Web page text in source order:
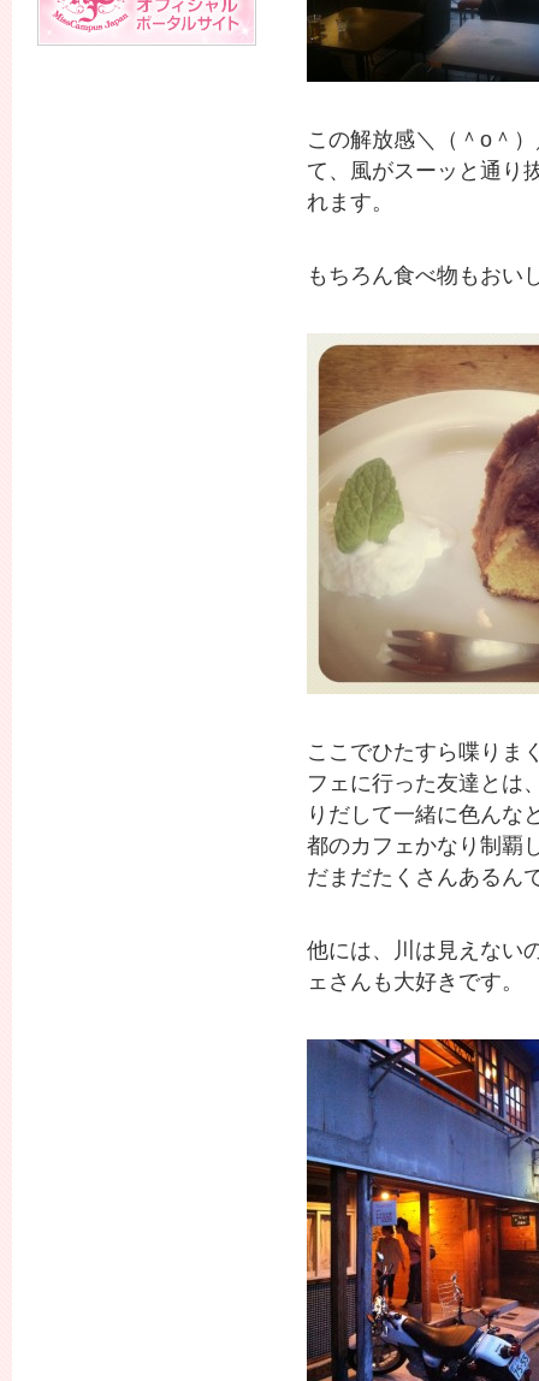
この解放感＼（＾o＾
て、風がスーッと通り
れます。
もちろん食べ物もおい
ここでひたすら喋りま
フェに行った友達とは
りだして一緒に色んな
都のカフェかなり制覇
だまだたくさんあるん
他には、川は見えない
ェさんも大好きです。